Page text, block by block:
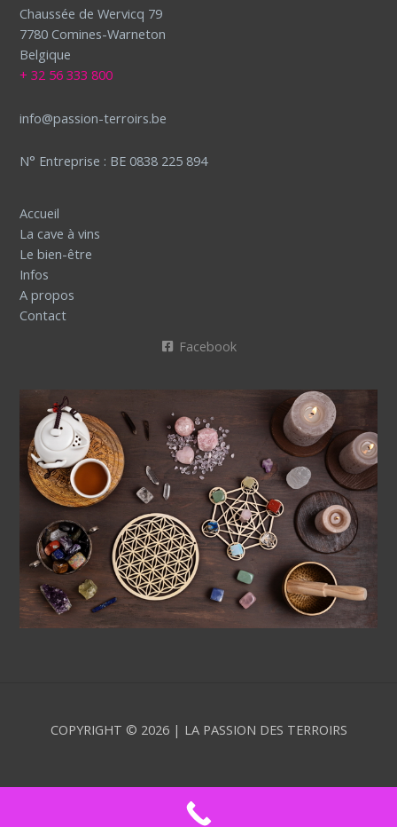
Chaussée de Wervicq 79
7780 Comines-Warneton
Belgique
+ 32 56 333 800
info@passion-terroirs.be
N° Entreprise : BE 0838 225 894
Accueil
La cave à vins
Le bien-être
Infos
A propos
Contact
Facebook
COPYRIGHT © 2026 | LA PASSION DES TERROIRS